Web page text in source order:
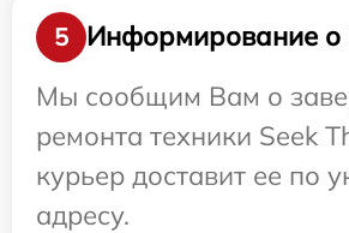
5
Информирование о
Мы сообщим Вам о
ремонта техники Seek
курьер доставит ее по
адресу.